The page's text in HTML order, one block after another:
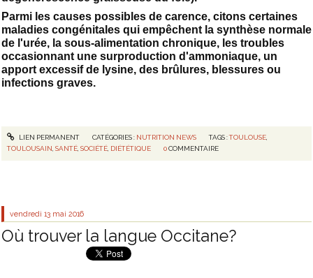
Parmi les causes possibles de carence, citons certaines
maladies congénitales qui empêchent la synthèse normale
de l'urée, la sous-alimentation chronique, les troubles
occasionnant une surproduction d'ammoniaque, un
apport excessif de lysine, des brûlures, blessures ou
infections graves.
LIEN PERMANENT CATÉGORIES : NUTRITION NEWS TAGS :TOULOUSE,
TOULOUSAIN,SANTÉ,SOCIÉTÉ, DIÉTÉTIQUE 0 COMMENTAIRE
vendredi 13 mai 2016
Où trouver la langue Occitane?